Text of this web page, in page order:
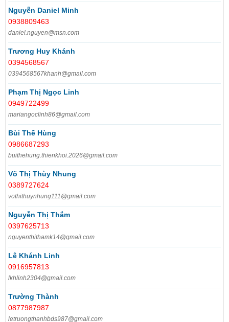
Nguyễn Daniel Minh
0938809463
daniel.nguyen@msn.com
Trương Huy Khánh
0394568567
0394568567khanh@gmail.com
Phạm Thị Ngọc Linh
0949722499
mariangoclinh86@gmail.com
Bùi Thế Hùng
0986687293
buithehung.thienkhoi.2026@gmail.com
Võ Thị Thùy Nhung
0389727624
vothithuynhung111@gmail.com
Nguyễn Thị Thắm
0397625713
nguyenthithamk14@gmail.com
Lê Khánh Linh
0916957813
lkhlinh2304@gmail.com
Trường Thành
0877987987
letruongthanhbds987@gmail.com